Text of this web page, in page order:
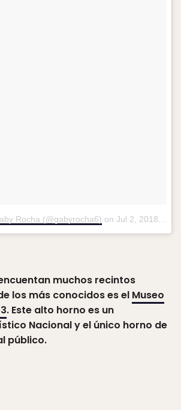
Rocha (@gabyrocha6) on Jul 2, 2018 at 9:06pm PDT
muchos recintos
los más conocidos es el Museo
. Este alto horno es un
Nacional y el único horno de
público.